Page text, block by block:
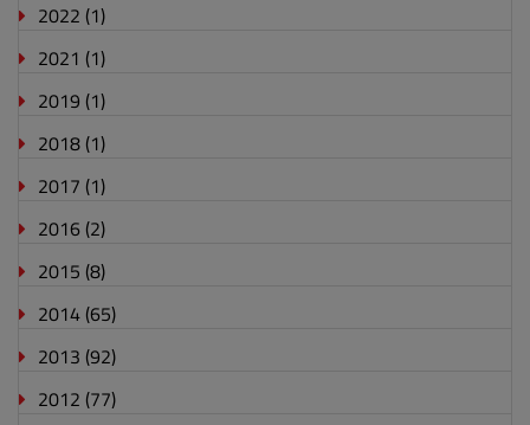
2022 (1)
2021 (1)
2019 (1)
2018 (1)
2017 (1)
2016 (2)
2015 (8)
2014 (65)
2013 (92)
2012 (77)